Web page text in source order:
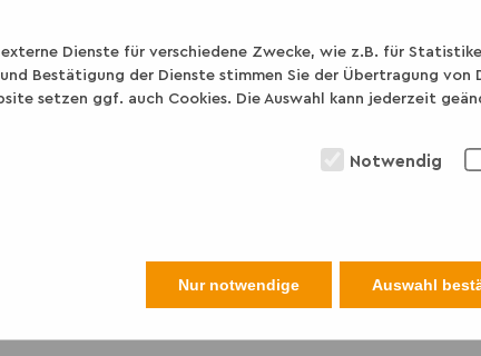
von
Kathrin; Zeaiter, Sabrina;
& Participation). Mehr Infos zu
Dienste für verschiedene Zwecke, wie z.B. für
Bestätigung der Dienste stimmen Sie der Übertragung von
setzen ggf. auch Cookies. Die Auswahl kann jederzeit
Notwendig
Nur notwendige Auswahl